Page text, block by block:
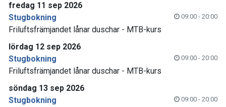
fredag 11 sep 2026
Stugbokning
09:00 - 20:00
Friluftsfrämjandet lånar duschar - MTB-kurs
lördag 12 sep 2026
Stugbokning
09:00 - 20:00
Friluftsfrämjandet lånar duschar - MTB-kurs
söndag 13 sep 2026
Stugbokning
09:00 - 20:00